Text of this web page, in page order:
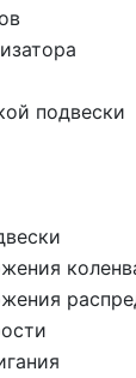
подвески